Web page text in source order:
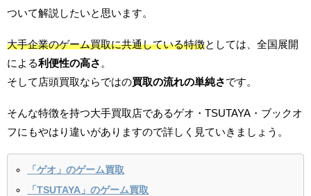
ついて解説したいと思います。
大手企業のゲーム買取に共通している特徴 としては、全国展開
による利便性の高さ
そして店頭買取ならではの買取の流れの単純さ です。
そんな特徴を持つ大手買取店であるゲオ・TSUTAYA・ブックオ
フにもやはり違いがありますので詳しく見ていきましょう。
「ゲオ」のゲーム買取
「TSUTAYA」のゲーム買取